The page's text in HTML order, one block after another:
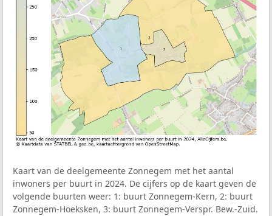
Kaart van de deelgemeente Zonnegem met het aantal
inwoners per buurt in 2024. De cijfers op de kaart geven de
volgende buurten weer: 1: buurt Zonnegem-Kern, 2: buurt
Zonnegem-Hoeksken, 3: buurt Zonnegem-Verspr. Bew.-Zuid.